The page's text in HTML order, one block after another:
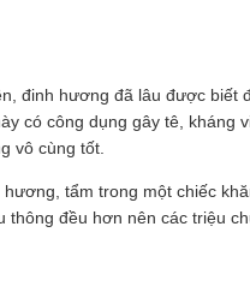
đinh hương đã lâu được
có công dụng gây tê, kháng
vô cùng tốt.
tẩm trong một chiếc
đều hơn nên các triệu